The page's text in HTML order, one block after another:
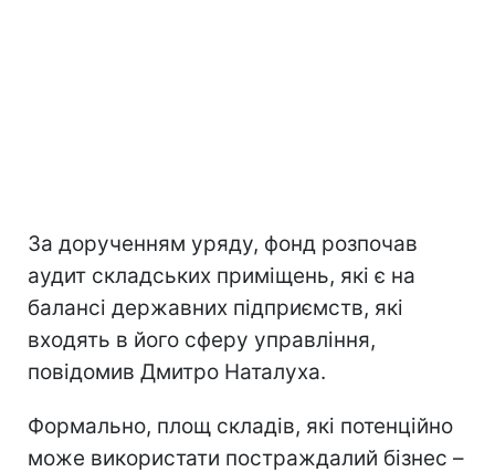
За дорученням уряду, фонд розпочав
аудит складських приміщень, які є на
балансі державних підприємств, які
входять в його сферу управління,
повідомив Дмитро Наталуха.
Формально, площ складів, які потенційно
може використати постраждалий бізнес –